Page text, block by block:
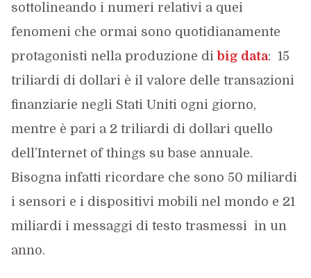
sottolineando i numeri relativi a quei
fenomeni che ormai sono quotidianamente
protagonisti nella produzione di big data: 15
triliardi di dollari è il valore delle transazioni
finanziarie negli Stati Uniti ogni giorno,
mentre è pari a 2 triliardi di dollari quello
dell’Internet of things su base annuale.
Bisogna infatti ricordare che sono 50 miliardi
i sensori e i dispositivi mobili nel mondo e 21
miliardi i messaggi di testo trasmessi in un
anno.